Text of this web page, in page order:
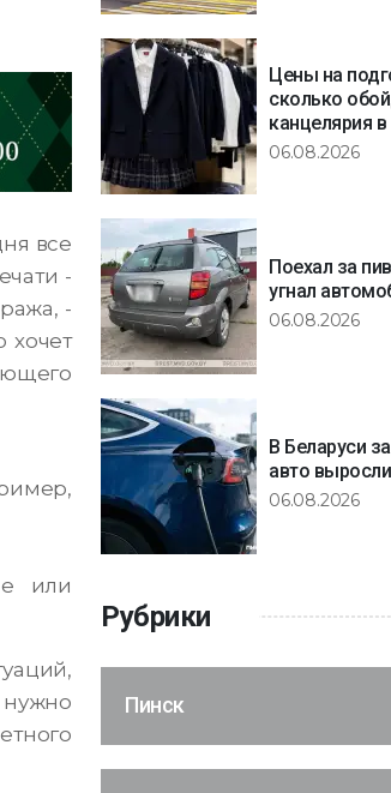
все
-
-
хочет
или
Цены на
сколько
канцелярия
06.08.2026
Поехал за
угнал
06.08.2026
В Беларуси
авто
06.08.2026
Рубрики
Пинск